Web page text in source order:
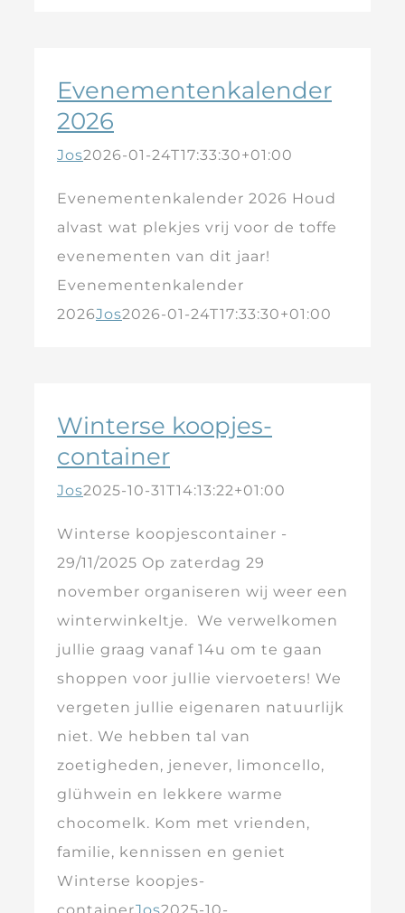
Evenementenkalender
2026
Jos2026-01-24T17:33:30+01:00
Evenementenkalender 2026 Houd
alvast wat plekjes vrij voor de toffe
evenementen van dit jaar!
Evenementenkalender
2026Jos2026-01-24T17:33:30+01:00
Winterse koopjes-
container
Jos2025-10-31T14:13:22+01:00
Winterse koopjescontainer -
29/11/2025 Op zaterdag 29
november organiseren wij weer een
winterwinkeltje. We verwelkomen
jullie graag vanaf 14u om te gaan
shoppen voor jullie viervoeters! We
vergeten jullie eigenaren natuurlijk
niet. We hebben tal van
zoetigheden, jenever, limoncello,
glühwein en lekkere warme
chocomelk. Kom met vrienden,
familie, kennissen en geniet
Winterse koopjes-